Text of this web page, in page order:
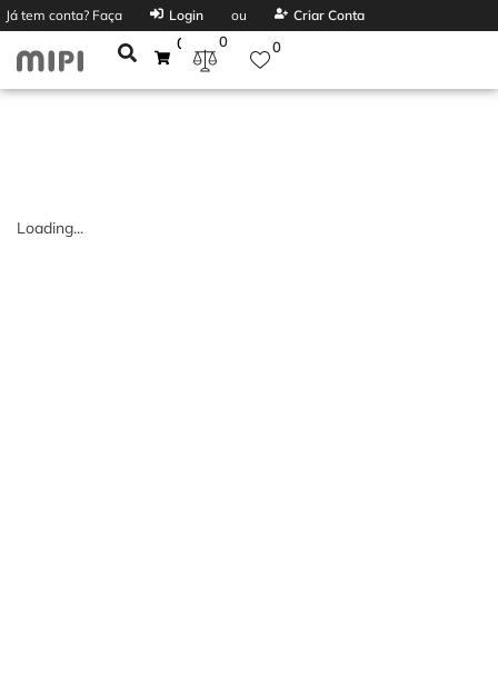
Já tem conta? Faça Login ou Criar Conta
0 0 0
Loading...